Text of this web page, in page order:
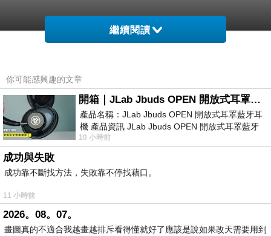
西方文學理論的融會。第一部份是比較詩類研
究，包括及時行樂詩、山水詩、情詩、女代面
詩、及讀藝詩五大詩類，論其異同，並建構貫穿
中西文學的一般詩學。第二部份為影響研究，其
研究對象為胡適新詩運動、魯迅散文詩集《野
草》、以及台灣現代詩的外來影響面向。這部份
學方法學的結合。在這些比較詩類的建構與外來
影響的論述裡，可見到記號學、結構主義、解構
繼續閱讀
你可能感興趣的文章
開箱｜JLab Jbuds OPEN 開放式耳罩藍牙耳機 - 設計美學，輕巧、透氣、環境音全物理達成！
產品名稱：JLab Jbuds OPEN 開放式耳罩藍牙耳
機 產品資訊 JLab Jbuds OPEN 開放式耳罩藍牙
耳機評語：非常有特色，值得喜愛美型工
10 小時前
成功與失敗
成功靠不斷找方法，失敗靠不停找藉口。
11 小時前
2026。08。07。
畫圖真的不適合我越畫越排斥看得懂就好了應該是說如果改天需要用到